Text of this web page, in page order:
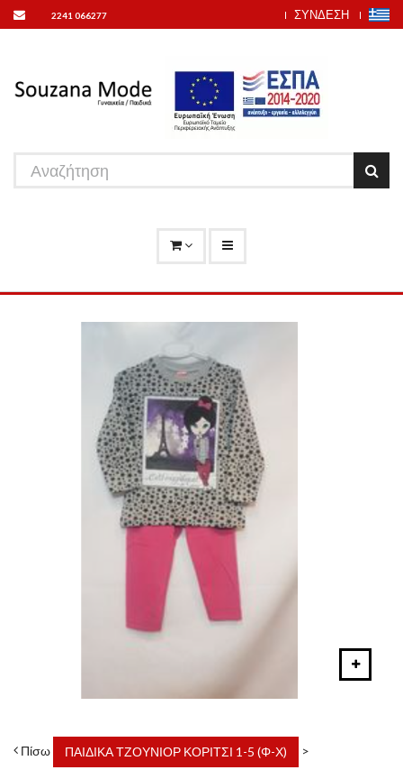
2241 066277 ΣΥΝΔΕΣΗ
Πίσω ΠΑΙΔΙΚΑ ΤΖΟΥΝΙΟΡ ΚΟΡΙΤΣΙ 1-5 (Φ-Χ) >